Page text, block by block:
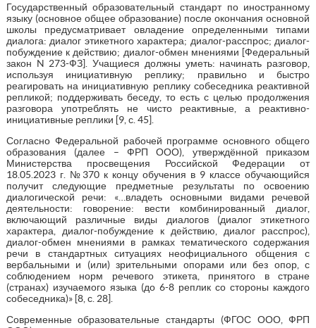
Государственный образовательный стандарт по иностранному
языку (основное общее образование) после окончания основной
школы предусматривает овладение определенными типами
диалога: диалог этикетного характера; диалог-расспрос; диалог-
побуждение к действию; диалог-обмен мнениями [Федеральный
закон N 273-ФЗ]. Учащиеся должны уметь: начинать разговор,
используя инициативную реплику; правильно и быстро
реагировать на инициативную реплику собеседника реактивной
репликой; поддерживать беседу, то есть с целью продолжения
разговора употреблять не чисто реактивные, а реактивно-
инициативные реплики [9, с. 45].
Согласно Федеральной рабочей программе основного общего
образования (далее – ФРП ООО), утверждённой приказом
Министерства просвещения Российской Федерации от
18.05.2023 г. №370 к концу обучения в 9 классе обучающийся
получит следующие предметные результаты по освоению
диалогической речи: «…владеть основными видами речевой
деятельности: говорение: вести комбинированный диалог,
включающий различные виды диалогов (диалог этикетного
характера, диалог-побуждение к действию, диалог расспрос),
диалог-обмен мнениями в рамках тематического содержания
речи в стандартных ситуациях неофициального общения с
вербальными и (или) зрительными опорами или без опор, с
соблюдением норм речевого этикета, принятого в стране
(странах) изучаемого языка (до 6-8 реплик со стороны каждого
собеседника)» [8, с. 28].
Современные образовательные стандарты (ФГОС ООО, ФРП